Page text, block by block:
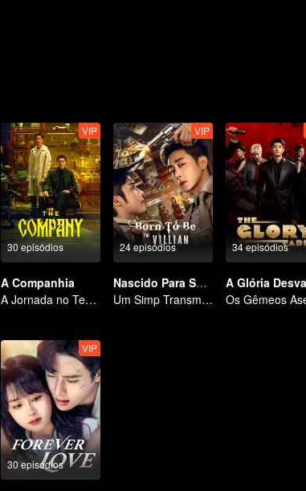
30 episódios
VIP
A Companhia
A Jornada no Tempo de Gao Weiguang e Liang Jingkang
24 episódios
VIP
Nascido Para Ser o Vilão
Um Simp Transmigra: As Beldades Tomam a Iniciativa
34 episódios
30 episódios
VIP